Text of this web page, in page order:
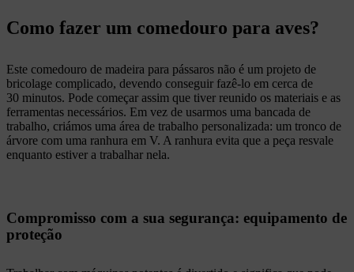
Como fazer um comedouro para aves?
Este comedouro de madeira para pássaros não é um projeto de
bricolage complicado, devendo conseguir fazê-lo em cerca de
30 minutos. Pode começar assim que tiver reunido os materiais e as
ferramentas necessários. Em vez de usarmos uma bancada de
trabalho, criámos uma área de trabalho personalizada: um tronco de
árvore com uma ranhura em V. A ranhura evita que a peça resvale
enquanto estiver a trabalhar nela.
Compromisso com a sua segurança: equipamento de
proteção